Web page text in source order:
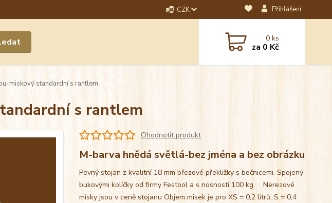
CZK Přihlášení
0ks
za 0 Kč
miskový standardní s rantlem
s rantlem
Ohodnotit produkt
M-barva hnědá světlá-bez jména a bez obrázku
Pevný stojan z kvalitní 18 mm březové překližky s bočnicemi. Spojený
bukovými kolíčky od firmy Festool a s nosností 100 kg. Nerezové
misky jsou v ceně stojanu Objem misek je pro XS = 0,2 litrů, S = 0,4